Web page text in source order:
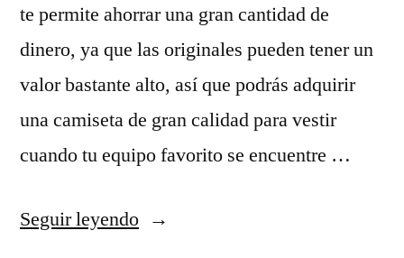
te permite ahorrar una gran cantidad de
dinero, ya que las originales pueden tener un
valor bastante alto, así que podrás adquirir
una camiseta de gran calidad para vestir
cuando tu equipo favorito se encuentre …
Seguir leyendo«futbol